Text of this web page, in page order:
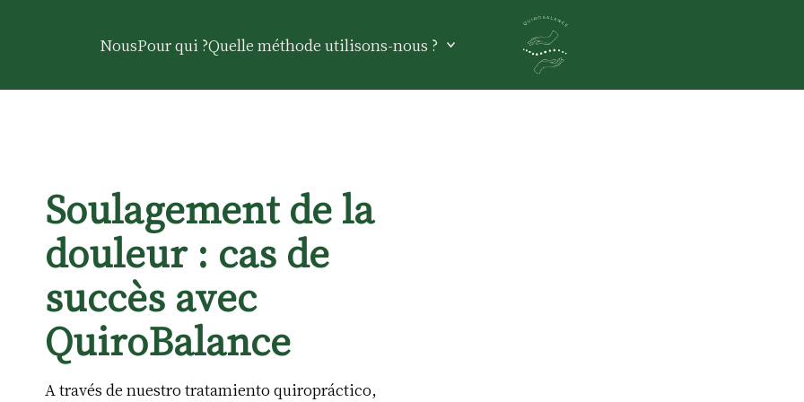
NousPour qui ?Quelle méthode utilisons-nous ?
Soulagement de la
douleur : cas de
succès avec
QuiroBalance
A través de nuestro tratamiento quiropráctico,